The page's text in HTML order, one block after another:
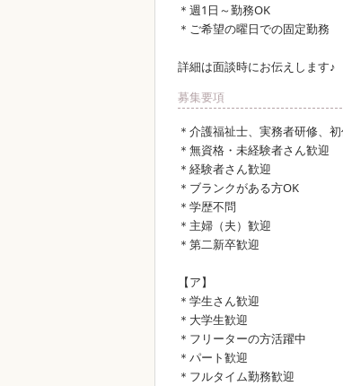
＊週1日～勤務OK
＊ご希望の曜日での固定勤務
詳細は面談時にお伝えします♪
募集要項
＊介護福祉士、実務者研修、
＊無資格・未経験者さん歓迎
＊経験者さん歓迎
＊ブランクがある方OK
＊学歴不問
＊主婦（夫）歓迎
＊第二新卒歓迎
【ア】
＊学生さん歓迎
＊大学生歓迎
＊フリーターの方活躍中
＊パート歓迎
＊フルタイム勤務歓迎